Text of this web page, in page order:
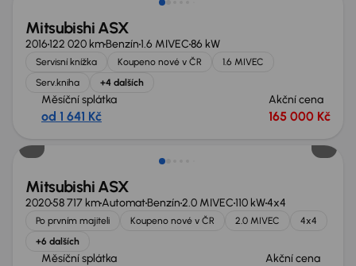
Mitsubishi ASX
2016122 020 kmBenzín1.6 MIVEC86 kW
Servisní knížka Koupeno nové v ČR
1.6 MIVEC
Serv.kniha
+4 dalších
Měsíční splátka
od 1 641 Kč
Akční cena
165 000 Kč
Mitsubishi ASX
202058 717 kmAutomatBenzín2.0 MIVEC110 kW4x4
Po prvním majiteli Koupeno nové v ČR 2.0 MIVEC
4x4
+6 dalších
Měsíční splátka Akční cena